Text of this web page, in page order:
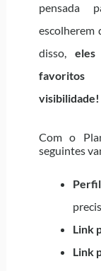
pensada
escolherem
disso,
favoritos
visibilidade!
Com o
seguintes
Link
Link